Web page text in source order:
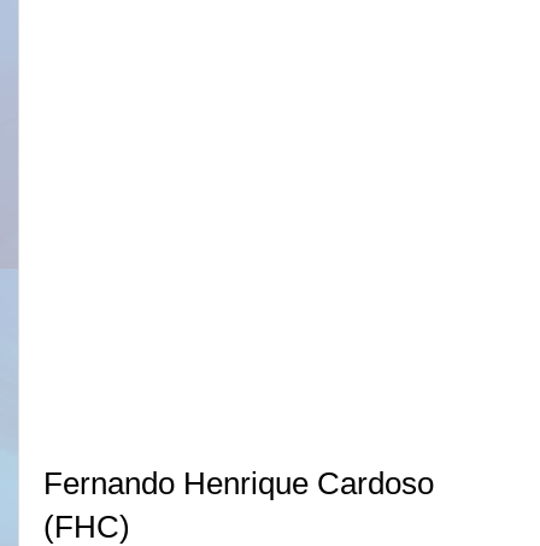
Fernando Henrique Cardoso
(FHC)